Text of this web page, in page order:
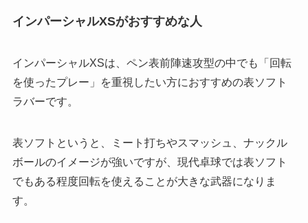
インパーシャルXSがおすすめな人
インパーシャルXSは、ペン表前陣速攻型の中でも「回転
を使ったプレー」を重視したい方におすすめの表ソフト
ラバーです。
表ソフトというと、ミート打ちやスマッシュ、ナックル
ボールのイメージが強いですが、現代卓球では表ソフト
でもある程度回転を使えることが大きな武器になりま
す。